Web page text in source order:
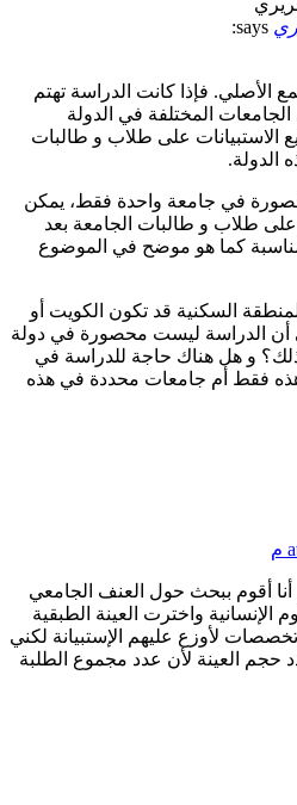
says:
الأصلي. فإذا كانت الدراسة تهتم
المختلفة في الدولة
الاستبيانات على طلاب و طالبات
الدولة.
في جامعة واحدة فقط، يمكن
على طلاب و طالبات الجامعة بعد
كما هو موضح في الموضوع
السكنية قد تكون الكويت أو
أن الدراسة ليست محصورة في دولة
و هل هناك حاجة للدراسة في
هذه فقط أم جامعات محددة في هذه
أنا أقوم ببحث حول العنف الجامعي
الإنسانية واخترت العينة الطبقية
تخصصات لأوزع عليهم الإستبيانة لكني
حجم العينة لأن عدد مجموع الطلبة